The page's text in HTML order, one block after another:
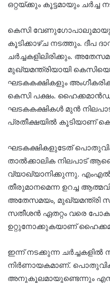
ഒറ്റയ്ക്കും കൂട്ടമായും
കെസി
കൂടിക്കാഴ്ച നടത്തും. ദീപ
ചർച്ചകളിലിരിക്കും.
മുഖ്യമന്ത്രിയായി കെസിയെ
ഘടകകക്ഷികളും
കെസി പക്ഷം.
ഘടകകക്ഷികൾ മുൻ
പ്രതീക്ഷയിൽ കൂടിയാണ്
ഘടകക്ഷികളുടേത്
താൽക്കാലിക നിലപാട്
വ്യാഖ്യാനിക്കുന്നു.
തീരുമാനമെന്ന ഉറച്ച
അതേസമയം, മുഖ്യമന്ത്രി
സതീശൻ ഏതറ്റം വരെ
ഉറ്റുനോക്കുകയാണ്
ഇന്ന് നടക്കുന്ന ചർച്ചകളിൽ
നിർണായകമാണ്.
അനുകൂലമായുണ്ടെന്നും